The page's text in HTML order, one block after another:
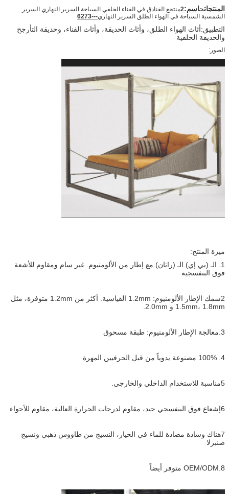
المنتجاتجاسم:2منتجع الفنادق في الفناء الخلفي السباحة السرير النهاري السرير
الشمسية السباحة في الهواء الطلق السرير النهاري---6273
التطبيق:أثاث الهواء الطلق، وأثاث الحديقة، وأثاث الفناء، وحديقة التأرجح
والحديقة الخلفية
الصور:
ميزة المنتج:
1. الـ (بي إي) الـ (راتان) مع إطار من الألومنيوم. غير سام ومقاوم للأشعة
فوق البنفسجية
2سمك الإطار الألومنيوم: 1.2mm القياسية. أكثر من 1.2mm متوفرة، مثل
1.5mm، 1.8mm و 2.0mm.
3.معالجة الإطار الألومنيوم: طبقة مسحوق
4. 100% مصنوعة يدوياً من قبل الحرفيين المهرة
5مناسبة للاستخدام الداخلي والخارجي.
6إشعاع فوق البنفسجي جيد، مقاوم لدرجات الحرارة العالية، مقاوم للأجواء
7هناك وسادة مضادة للماء في الخيار، النسيج من طاووس ذهبي ونسيج
صنبرلا
8.OEM/ODM متوفر أيضاً